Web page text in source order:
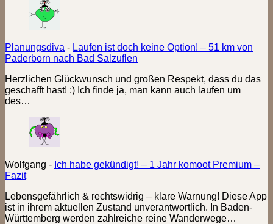
Planungsdiva - Laufen ist doch keine Option! – 51 km von
Paderborn nach Bad Salzuflen
Herzlichen Glückwunsch und großen Respekt, dass du das
geschafft hast! :) Ich finde ja, man kann auch laufen um
des…
Wolfgang - Ich habe gekündigt! – 1 Jahr komoot Premium –
Fazit
Lebensgefährlich & rechtswidrig – klare Warnung! Diese App
ist in ihrem aktuellen Zustand unverantwortlich. In Baden-
Württemberg werden zahlreiche reine Wanderwege…